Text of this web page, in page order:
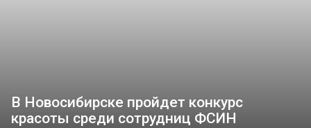
В Новосибирске пройдет конкурс
красоты среди сотрудниц ФСИН